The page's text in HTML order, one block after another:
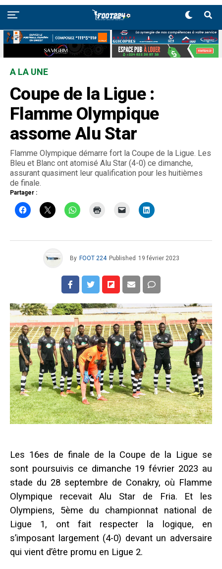
A LA UNE
Coupe de la Ligue :
Flamme Olympique
assome Alu Star
Flamme Olympique démarre fort la Coupe de la Ligue. Les
Bleu et Blanc ont atomisé Alu Star (4-0) ce dimanche,
assurant quasiment leur qualification pour les huitièmes
de finale.
Partager :
By FOOT 224 Published 19 février 2023
Les 16es de finale de la Coupe de la Ligue se
sont poursuivis ce dimanche 19 février 2023 au
stade du 28 septembre de Conakry, où Flamme
Olympique recevait Alu Star de Fria. Et les
Olympiens, 5ème du championnat national de
Ligue 1, ont fait respecter la logique, en
s’imposant largement (4-0) devant un adversaire
qui vient d’être promu en Ligue 2.